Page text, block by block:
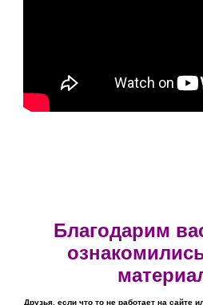
Благодарим
Друзья, если что то не работает на сайте